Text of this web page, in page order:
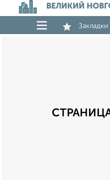
ВЕЛИКИЙ
Закладки